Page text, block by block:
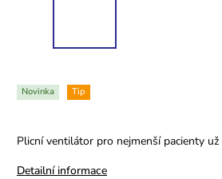
Novinka Tip
Plicní ventilátor pro nejmenší pacienty
Detailní informace